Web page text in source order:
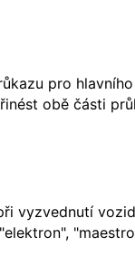
pro
obě části
vyzvednutí